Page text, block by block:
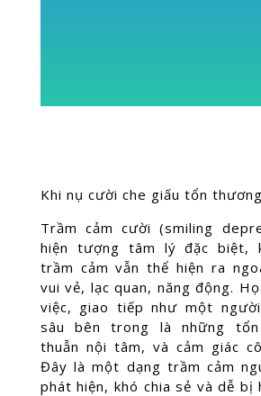
Khi nụ cười che giấu tổn thương
Trầm cảm cười (smiling
hiện tượng tâm lý đặc biệt,
trầm cảm vẫn thể hiện ra
vui vẻ, lạc quan, năng động.
việc, giao tiếp như một người
sâu bên trong là những tổn
thuẫn nội tâm, và cảm giác
Đây là một dạng trầm cảm
phát hiện, khó chia sẻ và dễ bị